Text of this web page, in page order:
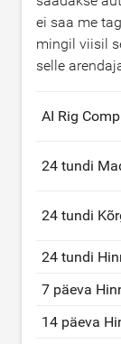
ei saa me
mingil viisil
selle
AI Rig
24 tundi
24 tundi
24 tundi
7 päeva
14 päeva